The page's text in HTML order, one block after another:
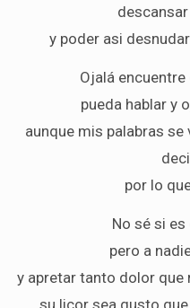
y poder asi
Ojalá
pueda hablar y
aunque mis palabras
por lo
No sé si
pero a
y apretar tanto dolor que
su licor sea gusto